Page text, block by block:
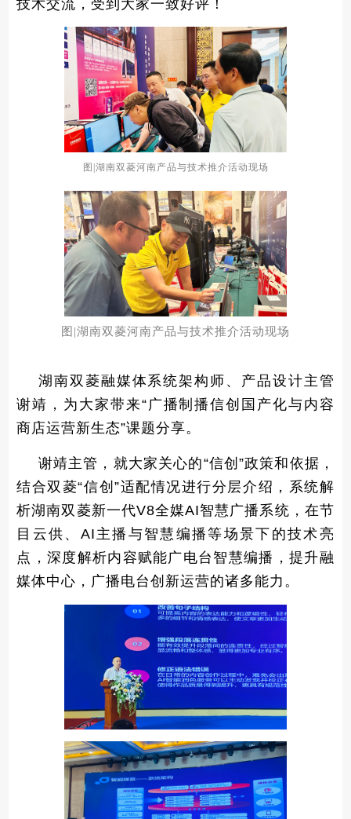
技术交流，受到大家一致好评！
图| 湖南双菱河南产品与技术推介活动现场
图|湖南双菱河南产品与技术推介活动现场
湖南双菱融媒体系统架构师、产品设计主管
谢靖，为大家带来“广播制播信创国产化与内容
商店运营新生态”课题分享。
谢靖主管，就大家关心的“信创”政策和依据，
结合双菱“信创”适配情况进行分层介绍，系统解
析湖南双菱新一代V8全媒AI智慧广播系统，在节
目云供、AI主播与智慧编播等场景下的技术亮
点，深度解析内容赋能广电台智慧编播，提升融
媒体中心，广播电台创新运营的诸多能力。